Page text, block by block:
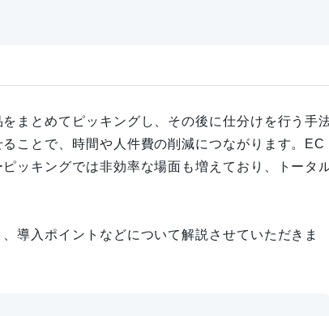
まとめてピッキングし、その後に仕分けを行う手
ことで、時間や人件費の削減につながります。EC
ッキングでは非効率な場面も増えており、トータ
導入ポイントなどについて解説させていただきま